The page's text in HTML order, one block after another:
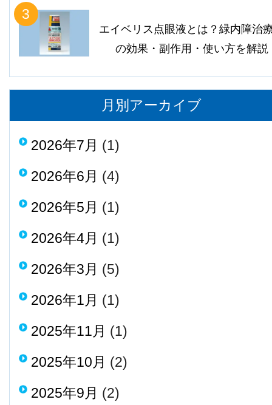
3
エイベリス点眼液とは？緑内障治
の効果・副作用・使い方を解説
月別アーカイブ
2026年7月 (1)
2026年6月 (4)
2026年5月 (1)
2026年4月 (1)
2026年3月 (5)
2026年1月 (1)
2025年11月 (1)
2025年10月 (2)
2025年9月 (2)